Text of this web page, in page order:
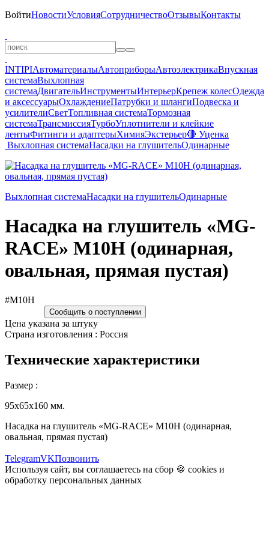
ВойтиНовостиУсловияСотрудничествоОтзывыКонтакты
INTIPIАвтоматериалыАвтоприборыАвтоэлектрикаВпускная
системаВыхлопная
системаДвигательИнструментыИнтерьерКрепеж колесОдежда
и аксессуарыОхлаждениеПатрубки и шлангиПодвеска и
усилителиСветТопливная системаТормозная
системаТрансмиссияТурбоУплотнители и клейкие
лентыФитинги и адаптерыХимияЭкстерьер🔴 Уценка
Выхлопная системаНасадки на глушительОдинарные
Выхлопная системаНасадки на глушительОдинарные
Насадка на глушитель «MG-
RACE» M10H (одинарная,
овальная, прямая пустая)
#M10H
Сообщить о поступлении
Цена указана за штуку
Страна изготовления : Россия
Технические характеристики
Размер :
95х65х160 мм.
Насадка на глушитель «MG-RACE» M10H (одинарная,
овальная, прямая пустая)
TelegramVKПозвонить
Используя сайт, вы соглашаетесь на сбор 🍪 cookies и
обработку персональных данных